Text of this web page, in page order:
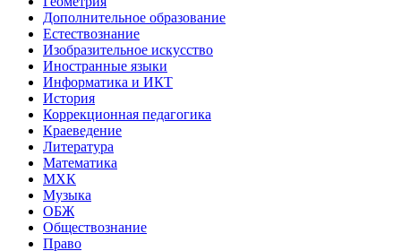
Дополнительное образование
Естествознание
Изобразительное искусство
Иностранные языки
Информатика и ИКТ
История
Коррекционная педагогика
Краеведение
Литература
Математика
МХК
Музыка
ОБЖ
Обществознание
Право